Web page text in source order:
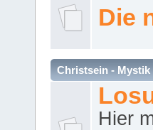
Die
Christsein - Mystik
Hier